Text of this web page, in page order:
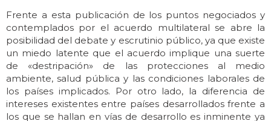
Frente a esta publicación de los puntos negociados y
contemplados por el acuerdo multilateral se abre la
posibilidad del debate y escrutinio público, ya que existe
un miedo latente que el acuerdo implique una suerte
de «destripación» de las protecciones al medio
ambiente, salud pública y las condiciones laborales de
los países implicados. Por otro lado, la diferencia de
intereses existentes entre países desarrollados frente a
los que se hallan en vías de desarrollo es inminente ya